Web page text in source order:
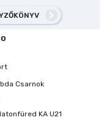
Csarnok
KA U21